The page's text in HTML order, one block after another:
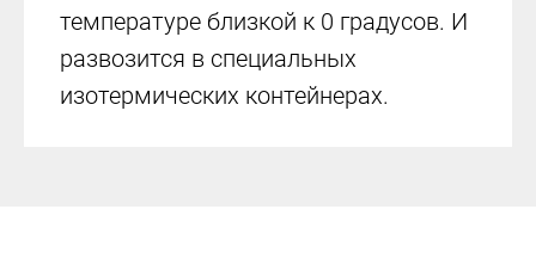
температуре близкой к 0 градусов. И
развозится в специальных
изотермических контейнерах.